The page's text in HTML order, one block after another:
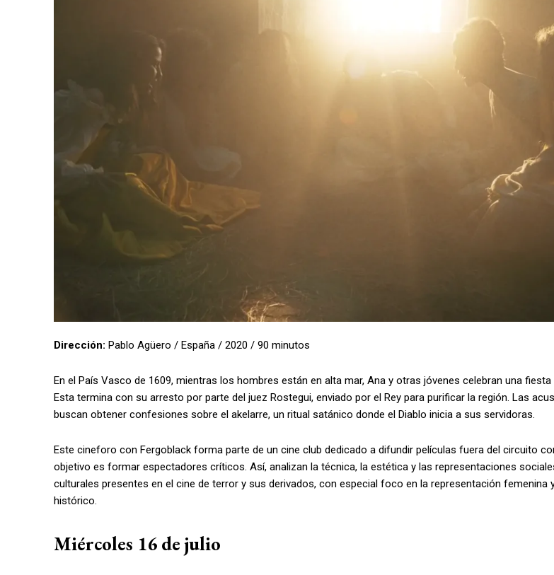
Dirección: Pablo Agüero / España / 2020 / 90 minutos
En el País Vasco de 1609, mientras los hombres están en alta mar, Ana y otras jóvenes celebran una fiesta
Esta termina con su arresto por parte del juez Rostegui, enviado por el Rey para purificar la región. Las
buscan obtener confesiones sobre el akelarre, un ritual satánico donde el Diablo inicia a sus servidoras.
Este cineforo con Fergoblack forma parte de un cine club dedicado a difundir películas fuera del circuito
objetivo es formar espectadores críticos. Así, analizan la técnica, la estética y las representaciones
culturales presentes en el cine de terror y sus derivados, con especial foco en la representación femenina
histórico.
Miércoles 16 de julio